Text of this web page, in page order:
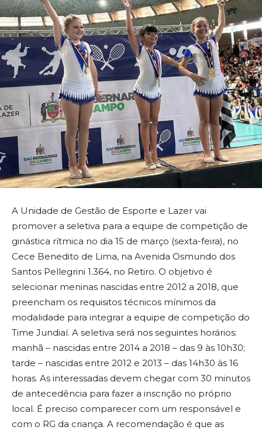
A Unidade de Gestão de Esporte e Lazer vai
promover a seletiva para a equipe de competição de
ginástica rítmica no dia 15 de março (sexta-feira), no
Cece Benedito de Lima, na Avenida Osmundo dos
Santos Pellegrini 1.364, no Retiro. O objetivo é
selecionar meninas nascidas entre 2012 a 2018, que
preencham os requisitos técnicos mínimos da
modalidade para integrar a equipe de competição do
Time Jundiaí. A seletiva será nos seguintes horários:
manhã – nascidas entre 2014 a 2018 – das 9 às 10h30;
tarde – nascidas entre 2012 e 2013 – das 14h30 às 16
horas. As interessadas devem chegar com 30 minutos
de antecedência para fazer a inscrição no próprio
local. É preciso comparecer com um responsável e
com o RG da criança. A recomendação é que as